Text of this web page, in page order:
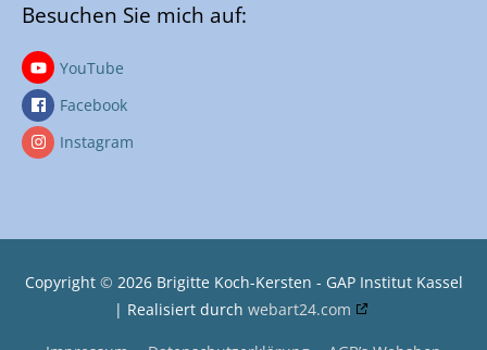
Besuchen Sie mich auf:
YouTube
Facebook
Instagram
Copyright © 2026 Brigitte Koch-Kersten - GAP Institut Kassel
| Realisiert durch webart24.com